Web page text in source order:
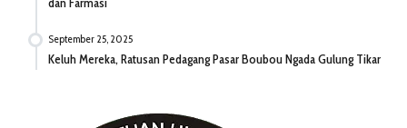
September 25, 2025
Keluh Mereka, Ratusan Pedagang Pasar Boubou Ngada Gulung Tikar